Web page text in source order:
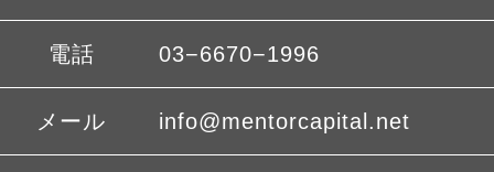
電話 03−6670−1996
メール info@mentorcapital.net